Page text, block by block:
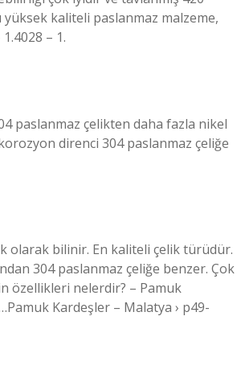
yüksek kaliteli paslanmaz malzeme,
– 1.
paslanmaz çelikten daha fazla nikel
direnci 304 paslanmaz çeliğe
olarak bilinir. En kaliteli çelik türüdür.
304 paslanmaz çeliğe benzer. Çok
özellikleri nelerdir? – Pamuk
Kardeşler – Malatya › p49-